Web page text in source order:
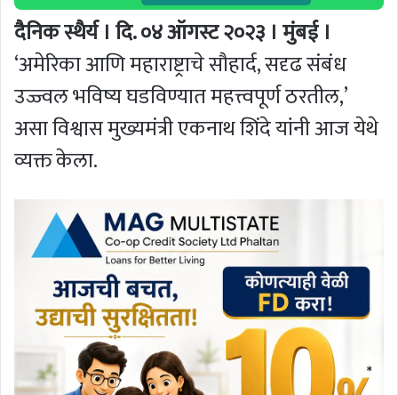
दैनिक स्थैर्य । दि. ०४ ऑगस्ट २०२३ । मुंबई ।
‘अमेरिका आणि महाराष्ट्राचे सौहार्द, सदृढ संबंध
उज्ज्वल भविष्य घडविण्यात महत्त्वपूर्ण ठरतील,’
असा विश्वास मुख्यमंत्री एकनाथ शिंदे यांनी आज येथे
व्यक्त केला.